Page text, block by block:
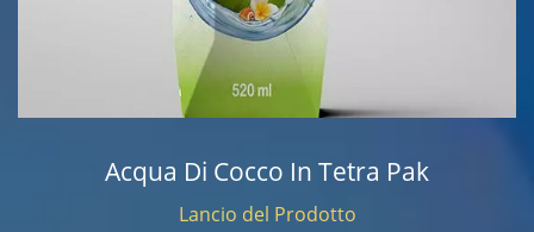
Acqua Di Cocco In Tetra Pak
Lancio del Prodotto